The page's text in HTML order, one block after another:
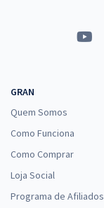
GRAN
Quem Somos
Como Funciona
Como Comprar
Loja Social
Programa de Afiliados